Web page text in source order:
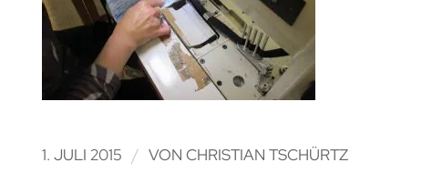
1. JULI 2015 / VON CHRISTIAN TSCHÜRTZ